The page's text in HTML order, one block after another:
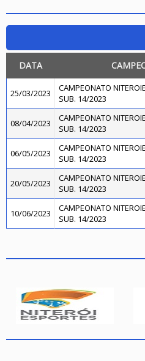
DATA
25/03/2023
CAMPEONATO
SUB. 14/2023
08/04/2023
CAMPEONATO
SUB. 14/2023
06/05/2023
CAMPEONATO
SUB. 14/2023
20/05/2023
CAMPEONATO
SUB. 14/2023
10/06/2023
CAMPEONATO
SUB. 14/2023